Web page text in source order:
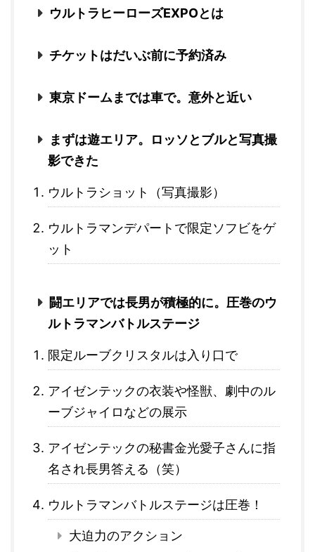
ウルトラヒーローズEXPOとは
チケットはだいぶ前に予約済み
東京ドームまでは車で。意外と近い
まずは遊エリア。ロッソとブルと写真撮
影できた
ウルトラショット（写真撮影）
ウルトラマンデパートで限定ソフビをゲ
ット
闘エリアでは長男が積極的に。圧巻のウ
ルトラマンバトルステージ
限定ルーブクリスタルは入り口で
アイゼンテックの衣装や怪獣、劇中のル
ーブジャイロなどの展示
アイゼンテックの秘書金光愛子さんに指
名され長男答える（笑）
ウルトラマンバトルステージは圧巻！
大迫力のアクション